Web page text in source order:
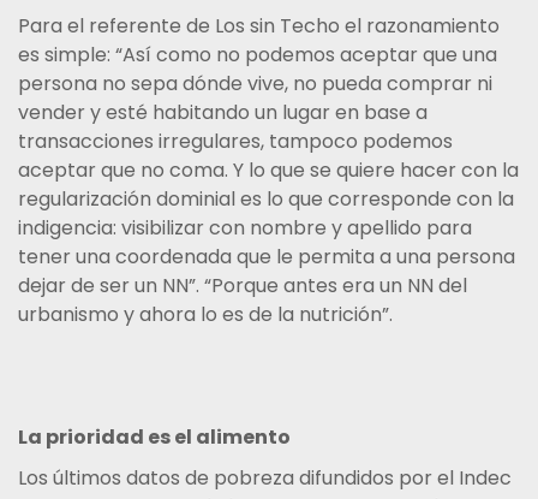
Para el referente de Los sin Techo el razonamiento
es simple: “Así como no podemos aceptar que una
persona no sepa dónde vive, no pueda comprar ni
vender y esté habitando un lugar en base a
transacciones irregulares, tampoco podemos
aceptar que no coma. Y lo que se quiere hacer con la
regularización dominial es lo que corresponde con la
indigencia: visibilizar con nombre y apellido para
tener una coordenada que le permita a una persona
dejar de ser un NN”. “Porque antes era un NN del
urbanismo y ahora lo es de la nutrición”.
La prioridad es el alimento
Los últimos datos de pobreza difundidos por el Indec